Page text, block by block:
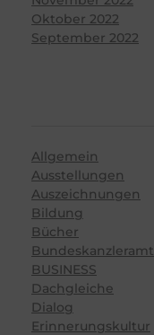
Oktober 2022
September 2022
Allgemein
Ausstellungen
Auszeichnungen
Bildung
Bücher
Bundeskanzleramt
BUSINESS
Dachgleiche
Dialog
Erinnerungskultur